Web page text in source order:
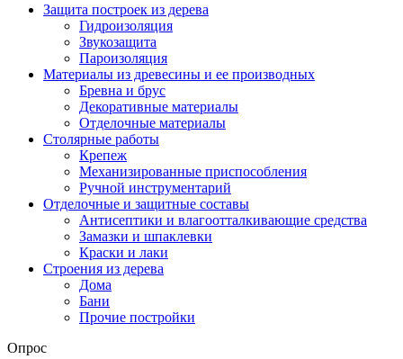
Защита построек из дерева
Гидроизоляция
Звукозащита
Пароизоляция
Материалы из древесины и ее производных
Бревна и брус
Декоративные материалы
Отделочные материалы
Столярные работы
Крепеж
Механизированные приспособления
Ручной инструментарий
Отделочные и защитные составы
Антисептики и влагоотталкивающие средства
Замазки и шпаклевки
Краски и лаки
Строения из дерева
Дома
Бани
Прочие постройки
Опрос